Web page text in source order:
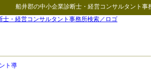
船井郡の中小企業診断士・経営コンサルタント事